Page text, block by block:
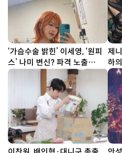
‘가슴수술 밝힌’ 이세영, ‘원피
스’ 나미 변신? 파격 노출
[DA★]
제
하